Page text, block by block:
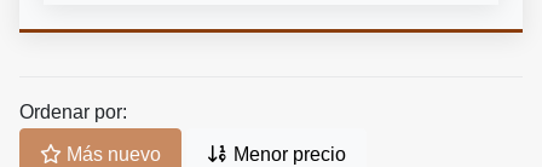
Ordenar por:
Más nuevo Menor precio